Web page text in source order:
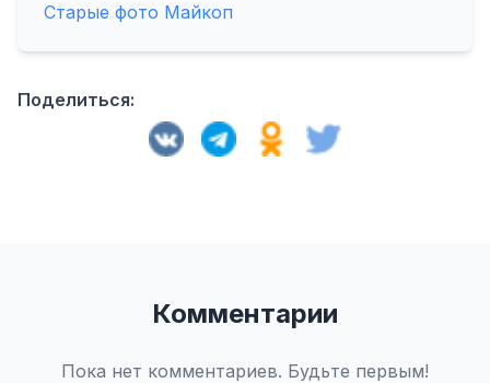
Старые фото Майкоп
Поделиться:
Комментарии
Пока нет комментариев. Будьте первым!